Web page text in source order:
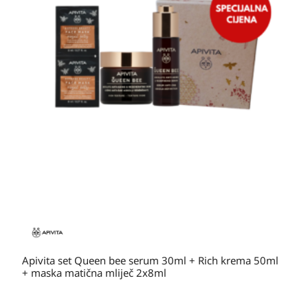
Apivita set Queen bee serum 30ml + Rich krema 50ml
+ maska matična mliječ 2x8ml